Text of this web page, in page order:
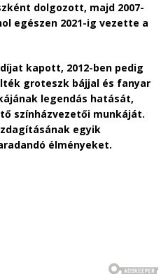
dolgozott, majd 2007-
egészen 2021-ig vezette a
kapott, 2012-ben pedig
groteszk bájjal és fanyar
legendás hatását,
színházvezetői munkáját.
egyik
élményeket.